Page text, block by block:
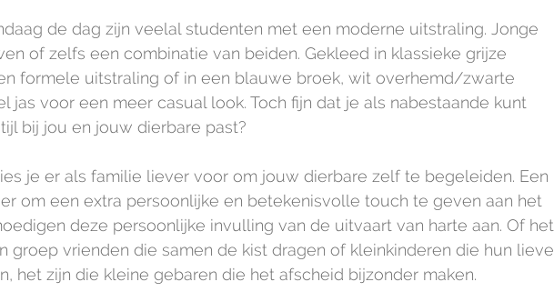
de dag zijn veelal studenten met een moderne uitstraling. Jonge
of zelfs een combinatie van beiden. Gekleed in klassieke grijze
formele uitstraling of in een blauwe broek, wit overhemd/zwarte
jas voor een meer casual look. Toch fijn dat je als nabestaande kunt
bij jou en jouw dierbare past?
je er als familie liever voor om jouw dierbare zelf te begeleiden. Een
om een extra persoonlijke en betekenisvolle touch te geven aan het
deze persoonlijke invulling van de uitvaart van harte aan. Of het
groep vrienden die samen de kist dragen of kleinkinderen die hun lieve
het zijn die kleine gebaren die het afscheid bijzonder maken.